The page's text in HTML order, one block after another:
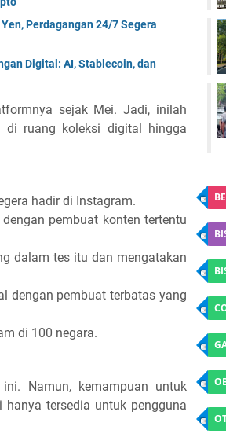
Perdagangan 24/7 Segera
Digital: AI, Stablecoin, dan
sejak Mei. Jadi, inilah
di ruang koleksi digital hingga
hadir di Instagram.
pembuat konten tertentu
dalam tes itu dan mengatakan
dengan pembuat terbatas yang
di 100 negara.
Namun, kemampuan untuk
tersedia untuk pengguna